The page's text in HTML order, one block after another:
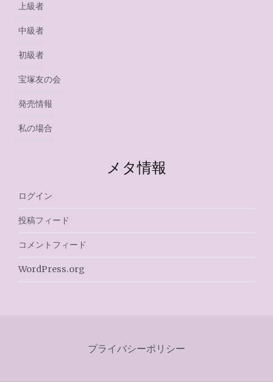
上級者
中級者
初級者
宝塚友の会
発売情報
私の場合
メタ情報
ログイン
投稿フィード
コメントフィード
WordPress.org
プライバシーポリシー